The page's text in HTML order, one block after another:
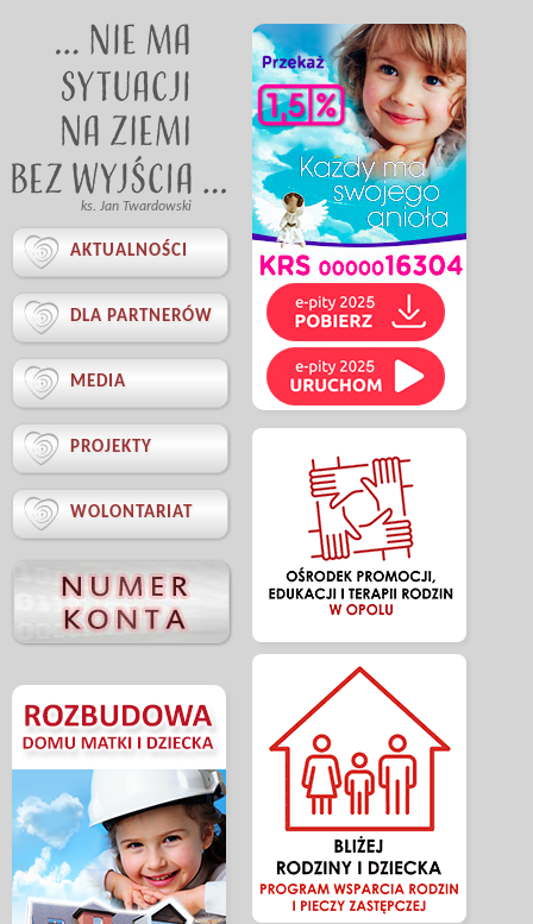
ks. Jan Twardowski
 AKTUALNOŚCI
 DLA PARTNERÓW
 MEDIA
 PROJEKTY
 WOLONTARIAT